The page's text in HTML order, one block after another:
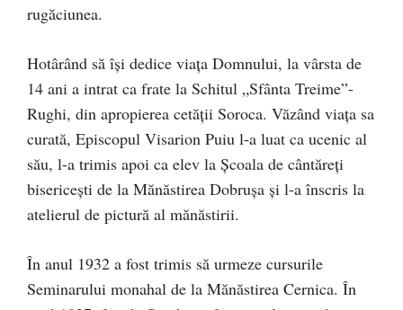
rugăciunea.
Hotârând să îşi dedice viaţa Domnului, la vârsta de
14 ani a intrat ca frate la Schitul „Sfânta Treime”-
Rughi, din apropierea cetății Soroca. Văzând viaţa sa
curată, Episcopul Visarion Puiu l-a luat ca ucenic al
său, l-a trimis apoi ca elev la Şcoala de cântăreți
bisericești de la Mănăstirea Dobrușa şi l-a înscris la
atelierul de pictură al mănăstirii.
În anul 1932 a fost trimis să urmeze cursurile
Seminarului monahal de la Mănăstirea Cernica. În